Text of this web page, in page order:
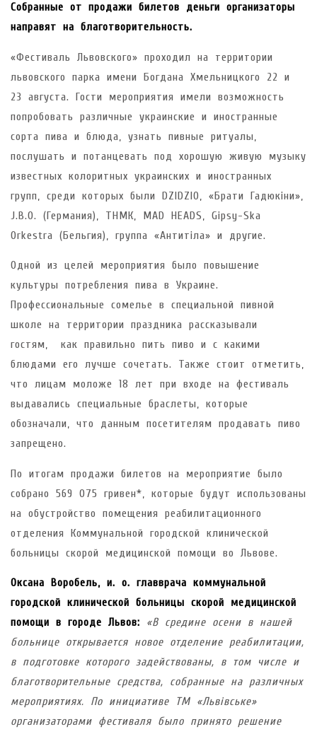
Собранные от продажи билетов деньги организаторы
направят на благотворительность.
«Фестиваль Львовского» проходил на территории
львовского парка имени Богдана Хмельницкого 22 и
23 августа. Гости мероприятия имели возможность
попробовать различные украинские и иностранные
сорта пива и блюда, узнать пивные ритуалы,
послушать и потанцевать под хорошую живую музыку
известных колоритных украинских и иностранных
групп, среди которых были DZIDZIO, «Брати Гадюкіни»,
J.B.O. (Германия), ТНМК, MAD HEADS, Gipsy-Ska
Orkestra (Бельгия), группа «Антитіла» и другие.
Одной из целей мероприятия было повышение
культуры потребления пива в Украине.
Профессиональные сомелье в специальной пивной
школе на территории праздника рассказывали
гостям, как правильно пить пиво и с какими
блюдами его лучше сочетать. Также стоит отметить,
что лицам моложе 18 лет при входе на фестиваль
выдавались специальные браслеты, которые
обозначали, что данным посетителям продавать пиво
запрещено.
По итогам продажи билетов на мероприятие было
собрано 569 075 гривен*, которые будут использованы
на обустройство помещения реабилитационного
отделения Коммунальной городской клинической
больницы скорой медицинской помощи во Львове.
Оксана Воробель, и. о. главврача коммунальной
городской клинической больницы скорой медицинской
помощи в городе Львов:
«В средине осени в нашей
больнице открывается новое отделение реабилитации,
в подготовке которого задействованы, в том числе и
благотворительные средства, собранные на различных
мероприятиях. По инициативе ТМ «Львівське»
организаторами фестиваля было принято решение